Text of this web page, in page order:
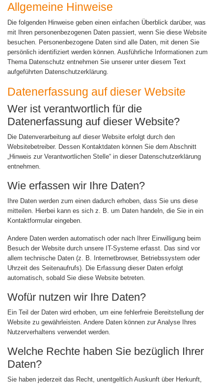
Allgemeine Hinweise
Die folgenden Hinweise geben einen einfachen Überblick darüber, was
mit Ihren personenbezogenen Daten passiert, wenn Sie diese Website
besuchen. Personenbezogene Daten sind alle Daten, mit denen Sie
persönlich identifiziert werden können. Ausführliche Informationen zum
Thema Datenschutz entnehmen Sie unserer unter diesem Text
aufgeführten Datenschutzerklärung.
Datenerfassung auf dieser Website
Wer ist verantwortlich für die
Datenerfassung auf dieser Website?
Die Datenverarbeitung auf dieser Website erfolgt durch den
Websitebetreiber. Dessen Kontaktdaten können Sie dem Abschnitt
„Hinweis zur Verantwortlichen Stelle“ in dieser Datenschutzerklärung
entnehmen.
Wie erfassen wir Ihre Daten?
Ihre Daten werden zum einen dadurch erhoben, dass Sie uns diese
mitteilen. Hierbei kann es sich z. B. um Daten handeln, die Sie in ein
Kontaktformular eingeben.
Andere Daten werden automatisch oder nach Ihrer Einwilligung beim
Besuch der Website durch unsere IT-Systeme erfasst. Das sind vor
allem technische Daten (z. B. Internetbrowser, Betriebssystem oder
Uhrzeit des Seitenaufrufs). Die Erfassung dieser Daten erfolgt
automatisch, sobald Sie diese Website betreten.
Wofür nutzen wir Ihre Daten?
Ein Teil der Daten wird erhoben, um eine fehlerfreie Bereitstellung der
Website zu gewährleisten. Andere Daten können zur Analyse Ihres
Nutzerverhaltens verwendet werden.
Welche Rechte haben Sie bezüglich Ihrer
Daten?
Sie haben jederzeit das Recht, unentgeltlich Auskunft über Herkunft,